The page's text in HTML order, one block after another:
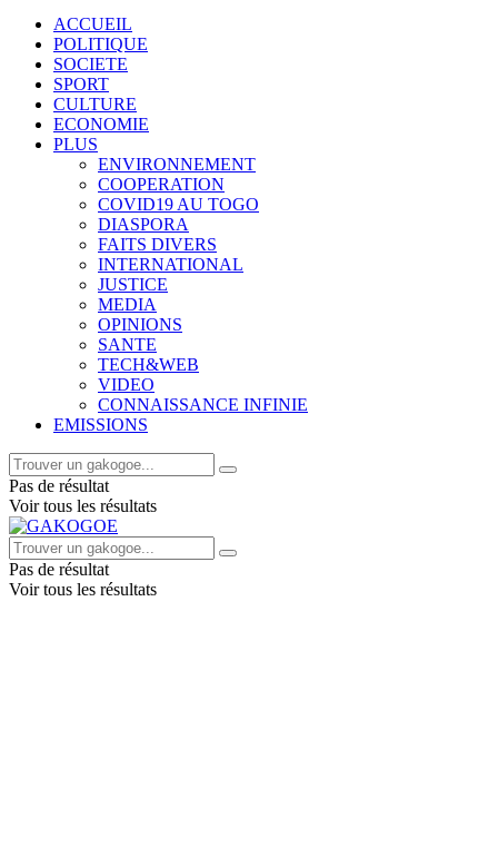
ACCUEIL
POLITIQUE
SOCIETE
SPORT
CULTURE
ECONOMIE
PLUS
ENVIRONNEMENT
COOPERATION
COVID19 AU TOGO
DIASPORA
FAITS DIVERS
INTERNATIONAL
JUSTICE
MEDIA
OPINIONS
SANTE
TECH&WEB
VIDEO
CONNAISSANCE INFINIE
EMISSIONS
Pas de résultat
Voir tous les résultats
Pas de résultat
Voir tous les résultats